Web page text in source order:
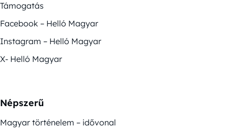
Támogatás
Facebook – Helló Magyar
Instagram – Helló Magyar
X- Helló Magyar
Népszerű
Magyar történelem – idővonal